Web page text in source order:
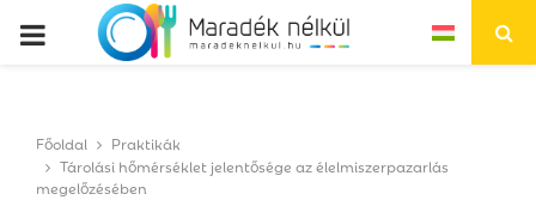
P
Főoldal
Praktikák
Tárolási hőmérséklet jelentősége az élelmiszerpazarlás
megelőzésében